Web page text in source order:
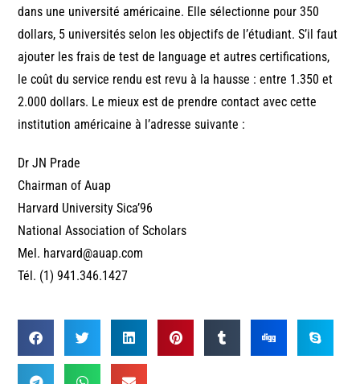
dans une université américaine. Elle sélectionne pour 350
dollars, 5 universités selon les objectifs de l’étudiant. S’il faut
ajouter les frais de test de language et autres certifications,
le coût du service rendu est revu à la hausse : entre 1.350 et
2.000 dollars. Le mieux est de prendre contact avec cette
institution américaine à l’adresse suivante :
Dr JN Prade
Chairman of Auap
Harvard University Sica’96
National Association of Scholars
Mel. harvard@auap.com
Tél. (1) 941.346.1427